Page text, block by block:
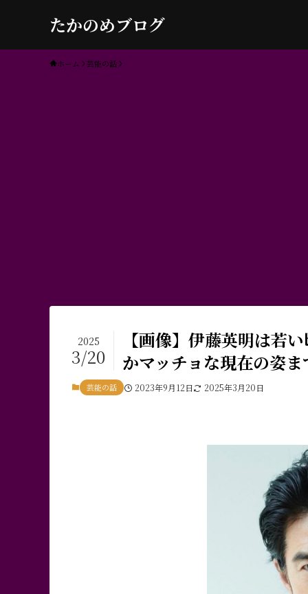
たかのめブログ
ホーム 芸能の話
【画像】伊藤英明は若
かマッチョな現在の姿ま
2025
3/20
芸能の話 2023年9月12日 2025年3月20日